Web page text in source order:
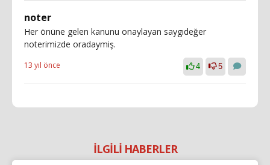
noter
Her önüne gelen kanunu onaylayan saygıdeğer
noterimizde oradaymiş.
13 yıl önce 4 5
İLGİLİ HABERLER